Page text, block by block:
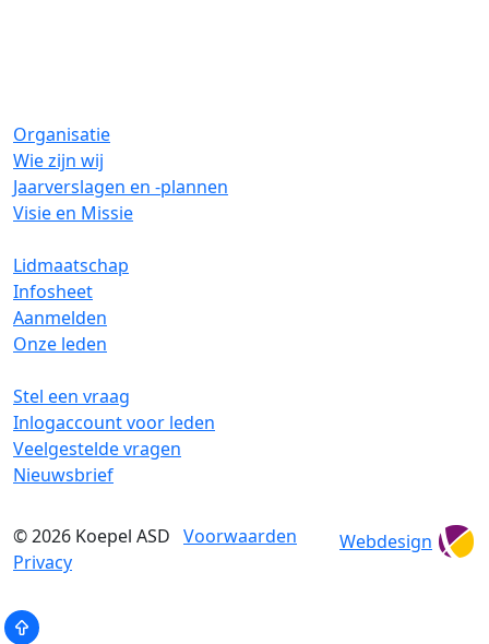
Organisatie
Wie zijn wij
Jaarverslagen en -plannen
Visie en Missie
Lidmaatschap
Infosheet
Aanmelden
Onze leden
Stel een vraag
Inlogaccount voor leden
Veelgestelde vragen
Nieuwsbrief
© 2026 Koepel ASD Voorwaarden
Privacy
Webdesign